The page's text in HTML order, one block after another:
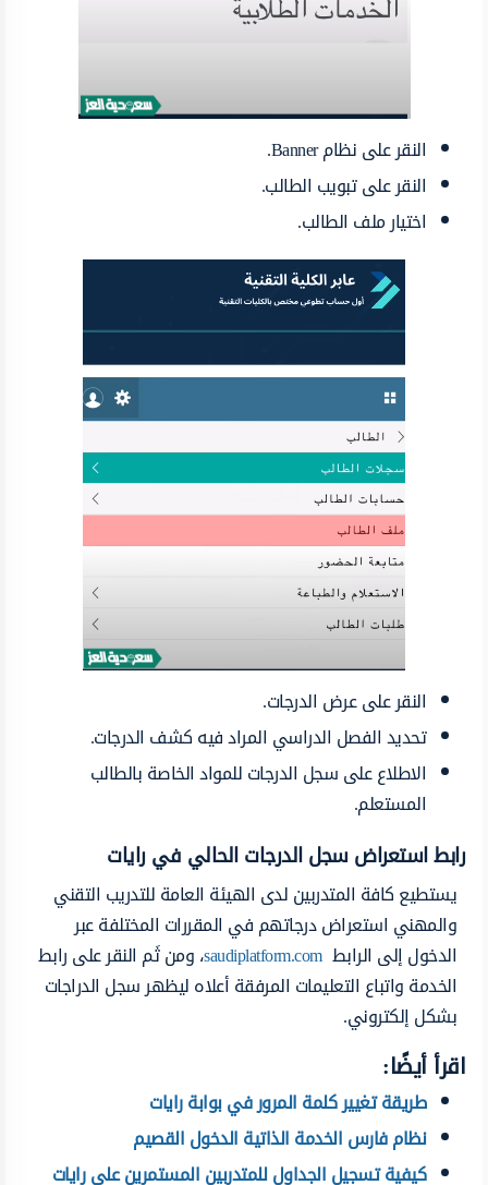
النقر على نظام Banner.
النقر على تبويب الطالب.
اختيار ملف الطالب.
النقر على عرض الدرجات.
تحديد الفصل الدراسي المراد فيه كشف الدرجات.
الاطلاع على سجل الدرجات للمواد الخاصة بالطالب
المستعلم.
رابط استعراض سجل الدرجات الحالي في رايات
يستطيع كافة المتدربين لدى الهيئة العامة للتدريب التقني
والمهني استعراض درجاتهم في المقررات المختلفة عبر
الدخول إلى الرابطsaudiplatform.com، ومن ثَم النقر على رابط
الخدمة واتباع التعليمات المرفقة أعلاه ليظهر سجل الدراجات
بشكل إلكتروني.
اقرأ أيضًا:
طريقة تغيير كلمة المرور في بوابة رايات
نظام فارس الخدمة الذاتية الدخول القصيم
كيفية تسجيل الجداول للمتدربين المستمرين على رايات